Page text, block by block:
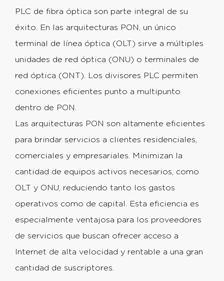
PLC de fibra óptica son parte integral de su
éxito. En las arquitecturas PON, un único
terminal de línea óptica (OLT) sirve a múltiples
unidades de red óptica (ONU) o terminales de
red óptica (ONT). Los divisores PLC permiten
conexiones eficientes punto a multipunto
dentro de PON.
Las arquitecturas PON son altamente eficientes
para brindar servicios a clientes residenciales,
comerciales y empresariales. Minimizan la
cantidad de equipos activos necesarios, como
OLT y ONU, reduciendo tanto los gastos
operativos como de capital. Esta eficiencia es
especialmente ventajosa para los proveedores
de servicios que buscan ofrecer acceso a
Internet de alta velocidad y rentable a una gran
cantidad de suscriptores.